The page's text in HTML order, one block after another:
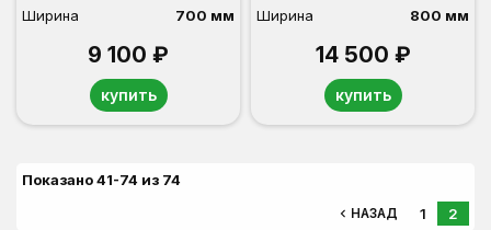
Ширина
700 мм
9 100 ₽
купить
Ширина
800 мм
14 500 ₽
купить
Показано 41-74 из 74
navigate_before НАЗАД 1 2